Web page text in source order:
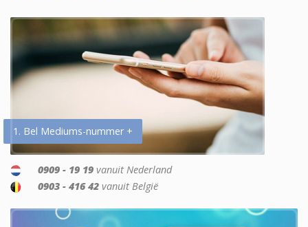
1. Bel Mediums-nummer +
0909 - 19 19 vanuit Nederland
0903 - 416 42 vanuit België